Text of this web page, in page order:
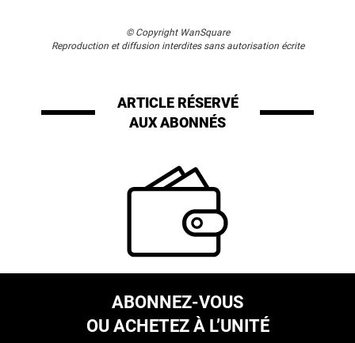
© Copyright WanSquare
Reproduction et diffusion interdites sans autorisation écrite
ARTICLE RÉSERVÉ
AUX ABONNÉS
ABONNEZ-VOUS
OU ACHETEZ À L’UNITÉ